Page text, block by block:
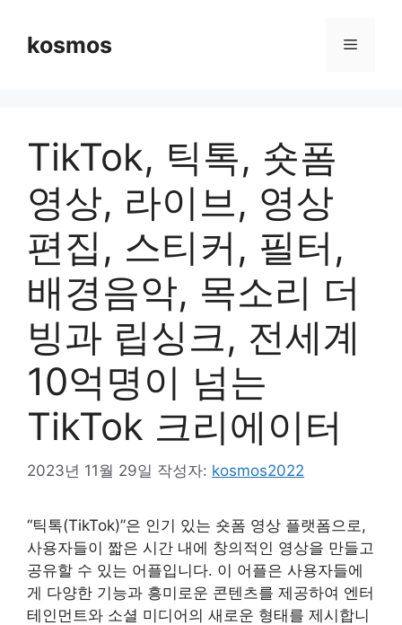
kosmos 메
TikTok, 틱톡, 숏폼
영상, 라이브, 영상
편집, 스티커, 필터,
배경음악, 목소리 더
빙과 립싱크, 전세계
10억명이 넘는
TikTok 크리에이터
2023년 11월 29일 작성자: kosmos2022
“틱톡(TikTok)”은 인기 있는 숏폼 영상 플랫폼으로,
사용자들이 짧은 시간 내에 창의적인 영상을 만들고
공유할 수 있는 어플입니다. 이 어플은 사용자들에
게 다양한 기능과 흥미로운 콘텐츠를 제공하여 엔터
테인먼트와 소셜 미디어의 새로운 형태를 제시합니